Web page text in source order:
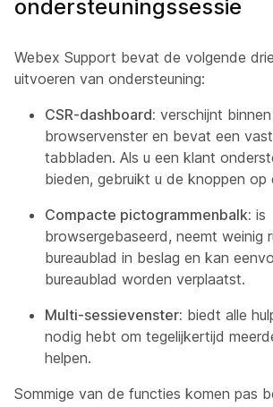
ondersteuningssessie
Webex Support bevat de volgende
uitvoeren van ondersteuning:
CSR-dashboard: verschijnt
browservenster en bevat een
tabbladen. Als u een klant
bieden, gebruikt u de knoppen op
Compacte pictogrammenbalk: is
browsergebaseerd, neemt weinig
bureaublad in beslag en kan
bureaublad worden verplaatst.
Multi-sessievenster: biedt alle
nodig hebt om tegelijkertijd
helpen.
Sommige van de functies komen pas